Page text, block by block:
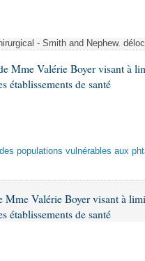
- Smith and Nephew.
Mme Valérie Boyer visant à
établissements de santé
populations vulnérables aux
Mme Valérie Boyer visant à
établissements de santé